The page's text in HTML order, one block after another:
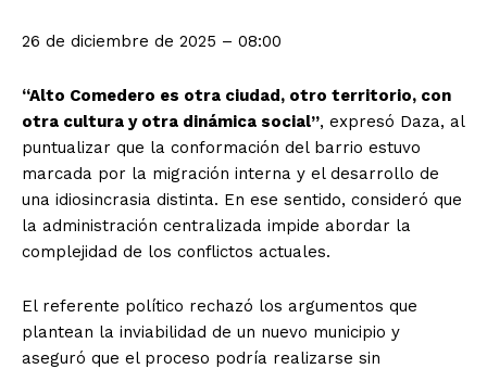
26 de diciembre de 2025 – 08:00
“Alto Comedero es otra ciudad, otro territorio, con
otra cultura y otra dinámica social”, expresó Daza, al
puntualizar que la conformación del barrio estuvo
marcada por la migración interna y el desarrollo de
una idiosincrasia distinta. En ese sentido, consideró que
la administración centralizada impide abordar la
complejidad de los conflictos actuales.
El referente político rechazó los argumentos que
plantean la inviabilidad de un nuevo municipio y
aseguró que el proceso podría realizarse sin